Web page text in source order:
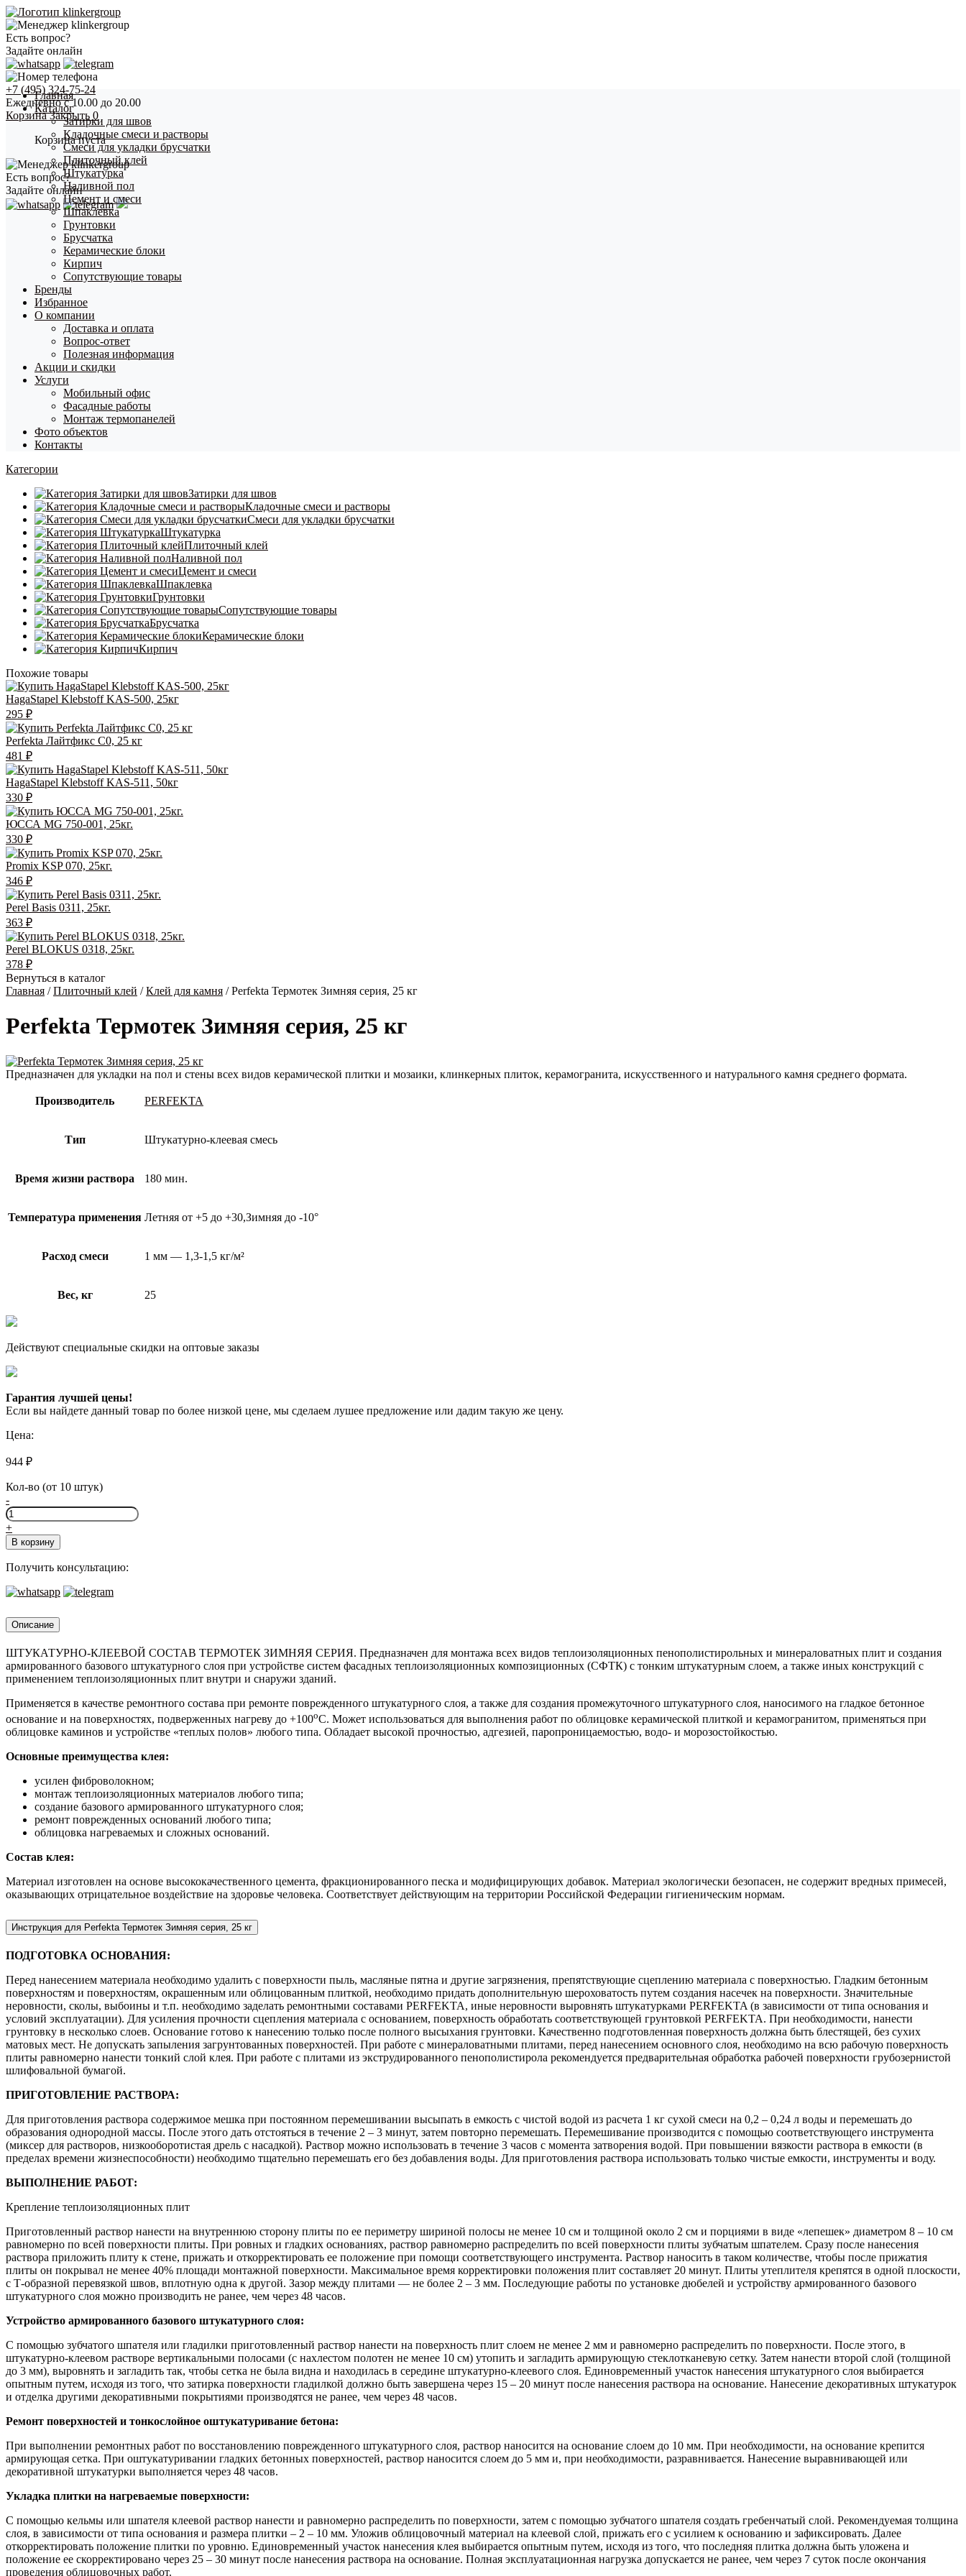
Есть вопрос?
Задайте онлайн
+7 (495) 324-75-24
Ежедневно с 10.00 до 20.00
Корзина Закрыть 0
Корзина пуста
Есть вопрос?
Задайте онлайн
Главная
Каталог
Затирки для швов
Кладочные смеси и растворы
Смеси для укладки брусчатки
Плиточный клей
Штукатурка
Наливной пол
Цемент и смеси
Шпаклевка
Грунтовки
Брусчатка
Керамические блоки
Кирпич
Сопутствующие товары
Бренды
Избранное
О компании
Доставка и оплата
Вопрос-ответ
Полезная информация
Акции и скидки
Услуги
Мобильный офис
Фасадные работы
Монтаж термопанелей
Фото объектов
Контакты
Категории
Затирки для швов
Кладочные смеси и растворы
Смеси для укладки брусчатки
Штукатурка
Плиточный клей
Наливной пол
Цемент и смеси
Шпаклевка
Грунтовки
Сопутствующие товары
Брусчатка
Керамические блоки
Кирпич
Похожие товары
HagaStapel Klebstoff KAS-500, 25кг
295 ₽
Perfekta Лайтфикс C0, 25 кг
481 ₽
HagaStapel Klebstoff KAS-511, 50кг
330 ₽
ЮССА MG 750-001, 25кг.
330 ₽
Promix KSP 070, 25кг.
346 ₽
Perel Basis 0311, 25кг.
363 ₽
Perel BLOKUS 0318, 25кг.
378 ₽
Вернуться в каталог
Главная /Плиточный клей /Клей для камня / Perfekta Термотек Зимняя серия, 25 кг
Perfekta Термотек Зимняя серия, 25 кг
Предназначен для укладки на пол и стены всех видов керамической плитки и мозаики, клинкерных плиток, керамогранита, искусственного и натурального камня среднего формата.
Производитель PERFEKTA
Тип Штукатурно-клеевая смесь
Время жизни раствора 180 мин.
Температура применения Летняя от +5 до +30,Зимняя до -10°
Расход смеси 1 мм — 1,3-1,5 кг/м²
Вес, кг 25
Действуют специальные скидки на оптовые заказы
Гарантия лучшей цены!
Если вы найдете данный товар по более низкой цене, мы сделаем лушее предложение или дадим такую же цену.
Цена:
944 ₽
Кол-во (от 10 штук)
-
Количество
товара
Perfekta
Термотек
Зимняя
серия,
25
+
В корзину
Получить консультацию:
Описание
ШТУКАТУРНО-КЛЕЕВОЙ СОСТАВ ТЕРМОТЕК ЗИМНЯЯ СЕРИЯ. Предназначен для монтажа всех видов теплоизоляционных пенополистирольных и минераловатных плит и создания
армированного базового штукатурного слоя при устройстве систем фасадных теплоизоляционных композиционных (СФТК) с тонким штукатурным слоем, а также иных конструкций с
применением теплоизоляционных плит внутри и снаружи зданий.
Применяется в качестве ремонтного состава при ремонте поврежденного штукатурного слоя, а также для создания промежуточного штукатурного слоя, наносимого на гладкое бетонное
основание и на поверхностях, подверженных нагреву до +100оС. Может использоваться для выполнения работ по облицовке керамической плиткой и керамогранитом, применяться при
облицовке каминов и устройстве «теплых полов» любого типа. Обладает высокой прочностью, адгезией, паропроницаемостью, водо- и морозостойкостью.
Основные преимущества клея:
усилен фиброволокном;
монтаж теплоизоляционных материалов любого типа;
создание базового армированного штукатурного слоя;
ремонт поврежденных оснований любого типа;
облицовка нагреваемых и сложных оснований.
Состав клея:
Материал изготовлен на основе высококачественного цемента, фракционированного песка и модифицирующих добавок. Материал экологически безопасен, не содержит вредных примесей,
оказывающих отрицательное воздействие на здоровье человека. Соответствует действующим на территории Российской Федерации гигиеническим нормам.
Инструкция для Perfekta Термотек Зимняя серия, 25 кг
ПОДГОТОВКА ОСНОВАНИЯ:
Перед нанесением материала необходимо удалить с поверхности пыль, масляные пятна и другие загрязнения, препятствующие сцеплению материала с поверхностью. Гладким бетонным
поверхностям и поверхностям, окрашенным или облицованным плиткой, необходимо придать дополнительную шероховатость путем создания насечек на поверхности. Значительные
неровности, сколы, выбоины и т.п. необходимо заделать ремонтными составами PERFEKTA, иные неровности выровнять штукатурками PERFEKTA (в зависимости от типа основания и
условий эксплуатации). Для усиления прочности сцепления материала с основанием, поверхность обработать соответствующей грунтовкой PERFEKTA. При необходимости, нанести
грунтовку в несколько слоев. Основание готово к нанесению только после полного высыхания грунтовки. Качественно подготовленная поверхность должна быть блестящей, без сухих
матовых мест. Не допускать запыления загрунтованных поверхностей. При работе с минераловатными плитами, перед нанесением основного слоя, необходимо на всю рабочую поверхность
плиты равномерно нанести тонкий слой клея. При работе с плитами из экструдированного пенополистирола рекомендуется предварительная обработка рабочей поверхности грубозернистой
шлифовальной бумагой.
ПРИГОТОВЛЕНИЕ РАСТВОРА:
Для приготовления раствора содержимое мешка при постоянном перемешивании высыпать в емкость с чистой водой из расчета 1 кг сухой смеси на 0,2 – 0,24 л воды и перемешать до
образования однородной массы. После этого дать отстояться в течение 2 – 3 минут, затем повторно перемешать. Перемешивание производится с помощью соответствующего инструмента
(миксер для растворов, низкооборотистая дрель с насадкой). Раствор можно использовать в течение 3 часов с момента затворения водой. При повышении вязкости раствора в емкости (в
пределах времени жизнеспособности) необходимо тщательно перемешать его без добавления воды. Для приготовления раствора использовать только чистые емкости, инструменты и воду.
ВЫПОЛНЕНИЕ РАБОТ:
Крепление теплоизоляционных плит
Приготовленный раствор нанести на внутреннюю сторону плиты по ее периметру шириной полосы не менее 10 см и толщиной около 2 см и порциями в виде «лепешек» диаметром 8 – 10 см
равномерно по всей поверхности плиты. При ровных и гладких основаниях, раствор равномерно распределить по всей поверхности плиты зубчатым шпателем. Сразу после нанесения
раствора приложить плиту к стене, прижать и откорректировать ее положение при помощи соответствующего инструмента. Раствор наносить в таком количестве, чтобы после прижатия
плиты он покрывал не менее 40% площади монтажной поверхности. Максимальное время корректировки положения плит составляет 20 минут. Плиты утеплителя крепятся в одной плоскости,
с Т-образной перевязкой швов, вплотную одна к другой. Зазор между плитами — не более 2 – 3 мм. Последующие работы по установке дюбелей и устройству армированного базового
штукатурного слоя можно производить не ранее, чем через 48 часов.
Устройство армированного базового штукатурного слоя:
С помощью зубчатого шпателя или гладилки приготовленный раствор нанести на поверхность плит слоем не менее 2 мм и равномерно распределить по поверхности. После этого, в
штукатурно-клеевом растворе вертикальными полосами (с нахлестом полотен не менее 10 см) утопить и загладить армирующую стеклотканевую сетку. Затем нанести второй слой (толщиной
до 3 мм), выровнять и загладить так, чтобы сетка не была видна и находилась в середине штукатурно-клеевого слоя. Единовременный участок нанесения штукатурного слоя выбирается
опытным путем, исходя из того, что затирка поверхности гладилкой должно быть завершена через 15 – 20 минут после нанесения раствора на основание. Нанесение декоративных штукатурок
и отделка другими декоративными покрытиями производятся не ранее, чем через 48 часов.
Ремонт поверхностей и тонкослойное оштукатуривание бетона:
При выполнении ремонтных работ по восстановлению поврежденного штукатурного слоя, раствор наносится на основание слоем до 10 мм. При необходимости, на основание крепится
армирующая сетка. При оштукатуривании гладких бетонных поверхностей, раствор наносится слоем до 5 мм и, при необходимости, разравнивается. Нанесение выравнивающей или
декоративной штукатурки выполняется через 48 часов.
Укладка плитки на нагреваемые поверхности:
С помощью кельмы или шпателя клеевой раствор нанести и равномерно распределить по поверхности, затем с помощью зубчатого шпателя создать гребенчатый слой. Рекомендуемая толщина
слоя, в зависимости от типа основания и размера плитки – 2 – 10 мм. Уложив облицовочный материал на клеевой слой, прижать его с усилием к основанию и зафиксировать. Далее
откорректировать положение плитки по уровню. Единовременный участок нанесения клея выбирается опытным путем, исходя из того, что последняя плитка должна быть уложена и
положение ее скорректировано через 25 – 30 минут после нанесения раствора на основание. Полная эксплуатационная нагрузка допускается не ранее, чем через 7 суток после окончания
проведения облицовочных работ.